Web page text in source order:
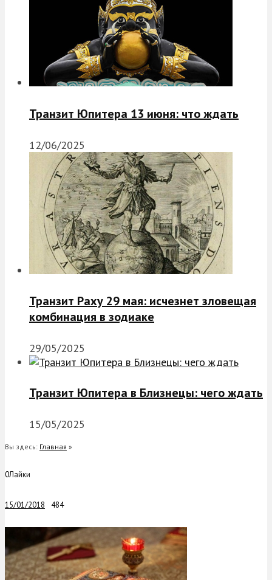
Транзит Юпитера 13 июня: что ждать
12/06/2025
Транзит Раху 29 мая: исчезнет зловещая
комбинация в зодиаке
29/05/2025
Транзит Юпитера в Близнецы: чего ждать
15/05/2025
Вы здесь: Главная »
0Лайки
15/01/2018 484